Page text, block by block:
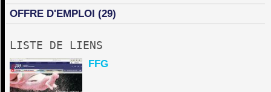
OFFRE D'EMPLOI (29)
LISTE DE LIENS
FFG